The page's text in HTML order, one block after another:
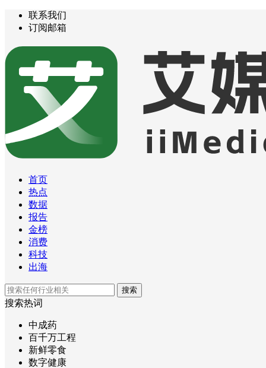
联系我们
订阅邮箱
首页
热点
数据
报告
金榜
消费
科技
出海
搜索
搜索热词
中成药
百千万工程
新鲜零食
数字健康